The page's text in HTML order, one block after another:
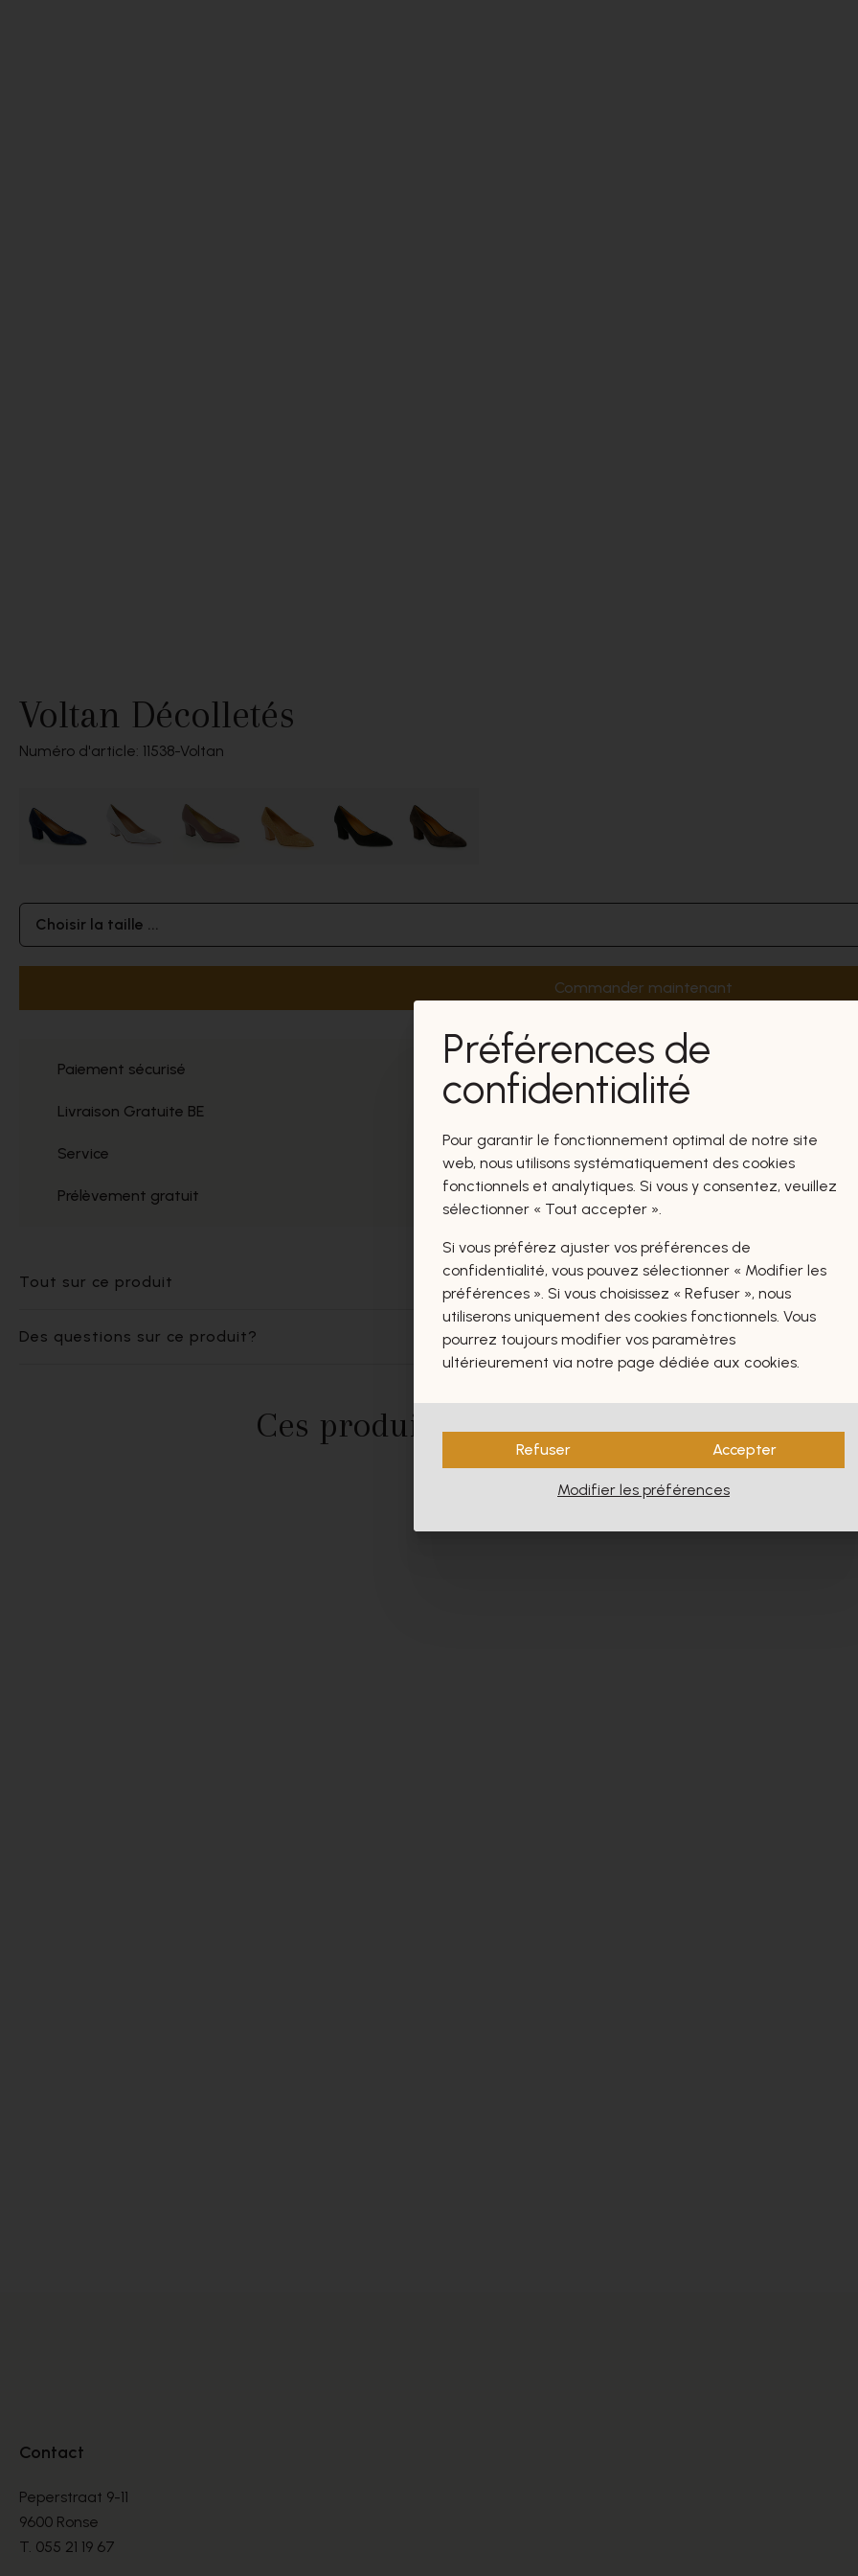
Voltan Décolletés
Numéro d'article: 11538 Voltan
Choisir la taille ...
Commander maintenant
Paiement sécurisé
Livraison Gratuite BE
Service
Prélèvement gratuit
Tout sur ce produit
Des questions sur ce produit?
Ces produits vous intéresseront
Contact
Peperstraat 9-11
9600 Ronse
T. 055 21 19 67
Préférences de
confidentialité
Pour garantir le fonctionnement optimal de notre site
web, nous utilisons systématiquement des cookies
fonctionnels et analytiques. Si vous y consentez, veuillez
sélectionner « Tout accepter ».
Si vous préférez ajuster vos préférences de
confidentialité, vous pouvez sélectionner « Modifier les
préférences ». Si vous choisissez « Refuser », nous
utiliserons uniquement des cookies fonctionnels. Vous
pourrez toujours modifier vos paramètres
ultérieurement via notre page dédiée aux cookies.
Refuser Accepter
Modifier les préférences